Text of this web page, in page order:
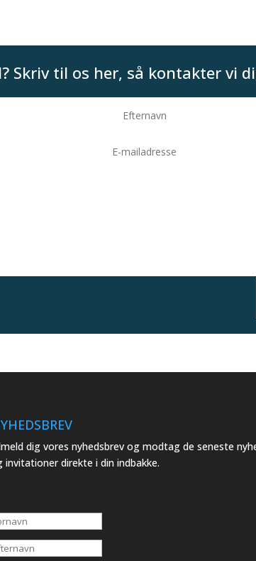
Skriv til os her, så kontakter vi
dig vores nyhedsbrev og modtag de seneste
invitationer direkte i din indbakke.